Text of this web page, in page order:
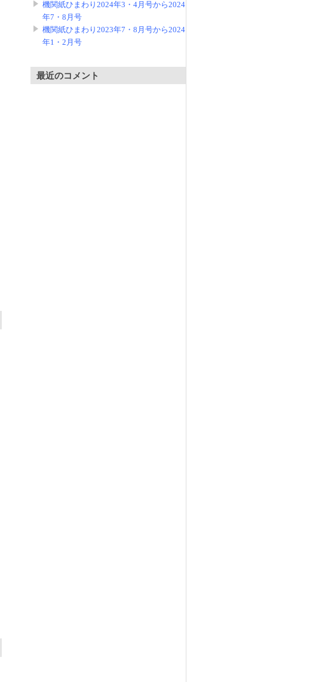
機関紙ひまわり2024年3・4月号から2024
年7・8月号
機関紙ひまわり2023年7・8月号から2024
年1・2月号
最近のコメント